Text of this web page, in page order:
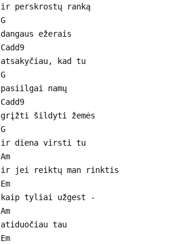
ir perskrostų ranką
G
dangaus ežerais
Cadd9
atsakyčiau, kad tu
G
pasiilgai namų
Cadd9
grįžti šildyti žemės
G
ir diena virsti tu
Am
ir jei reiktų man rinktis
Em
kaip tyliai užgest -
Am
atiduočiau tau
Em